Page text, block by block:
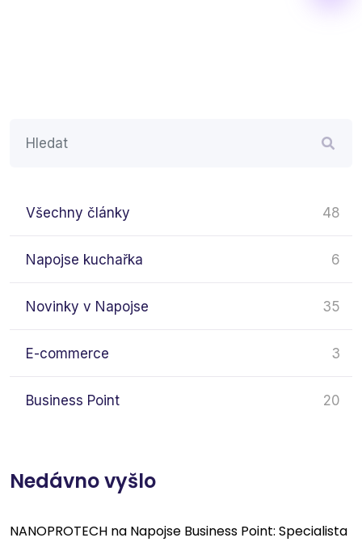
Všechny články 48
Napojse kuchařka 6
Novinky v Napojse 35
E-commerce 3
Business Point 20
Nedávno vyšlo
NANOPROTECH na Napojse Business Point: Specialista